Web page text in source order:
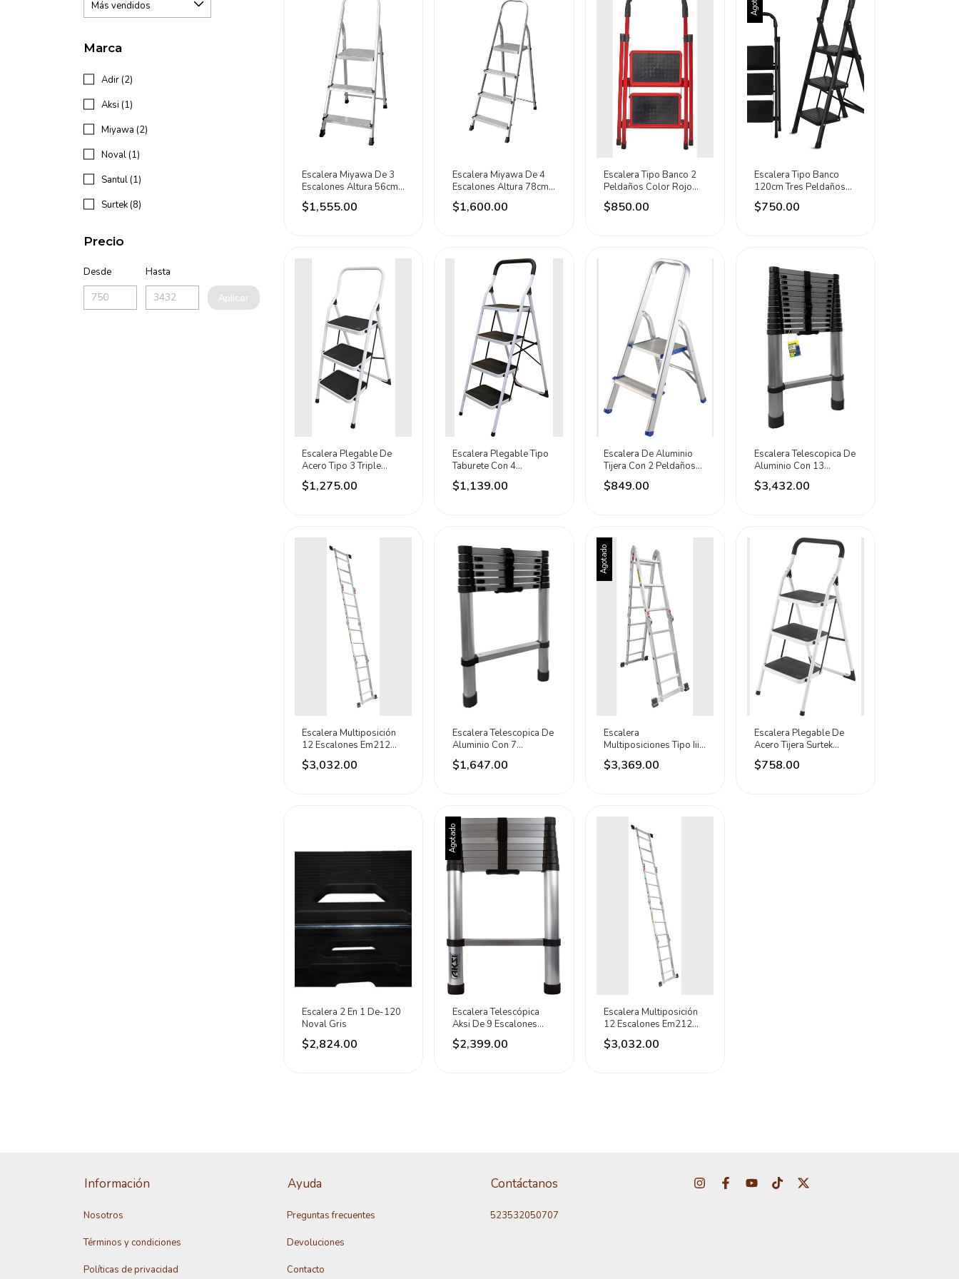
Marca
Adir (2)
Aksi (1)
Miyawa (2)
Noval (1)
Santul (1)
Surtek (8)
Precio
Desde Hasta
Aplicar
Escalera Miyawa De 3
Escalones Altura 56cm
De Aluminio Plateado
$1,555.00
Escalera Miyawa De 4
Escalones Altura 78cm
De Aluminio Plateado
$1,600.00
Escalera Tipo Banco 2
Peldaños Color Rojo
90kg Adir Rojo
$850.00
Escalera Tipo Banco
120cm Tres Peldaños
Antiderrapantes Adir
Negro
$750.00
Escalera Plegable De
Acero Tipo 3 Triple
Escalón Santul Blanco
$1,275.00
Escalera Plegable Tipo
Taburete Con 4
Peldaños Surtek Blanco
$1,139.00
Escalera De Aluminio
Tijera Con 2 Peldaños
Surtek
$849.00
Escalera Telescopica De
Aluminio Con 13
Peldaños Surtek Gris
$3,432.00
Escalera Multiposición
12 Escalones Em212
Surtek Gris
$3,032.00
Escalera Telescopica De
Aluminio Con 7
Peldaños Surtek Gris
$1,647.00
Agotado
Escalera
Multiposiciones Tipo Iii
Con 12 Peldaños Surtek
Plateado
$3,369.00
Escalera Plegable De
Acero Tijera Surtek
Blanco 3 Peldaños
Blanco
$758.00
Escalera 2 En 1 De-120
Noval Gris
$2,824.00
Agotado
Escalera Telescópica
Aksi De 9 Escalones
Color Gris Gris
$2,399.00
Escalera Multiposición
12 Escalones Em212
Surtek
$3,032.00
Información
Nosotros
Términos y condiciones
Políticas de privacidad
Ayuda
Preguntas frecuentes
Devoluciones
Contacto
Contáctanos
523532050707